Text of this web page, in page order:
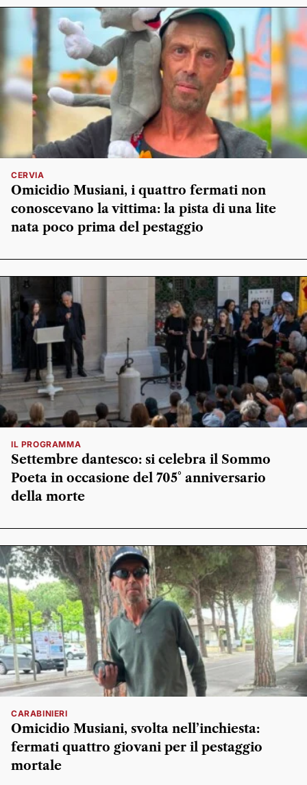
CERVIA
Omicidio Musiani, i quattro fermati non
conoscevano la vittima: la pista di una lite
nata poco prima del pestaggio
IL PROGRAMMA
Settembre dantesco: si celebra il Sommo
Poeta in occasione del 705° anniversario
della morte
CARABINIERI
Omicidio Musiani, svolta nell’inchiesta:
fermati quattro giovani per il pestaggio
mortale